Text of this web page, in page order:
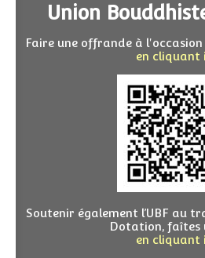
Union
Faire une offrande à
en cliquant
Soutenir également l’UBF au
Dotation, faîtes
en cliquant